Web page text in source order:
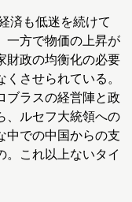
済も低迷を続けて
一方で物価の上昇が
財政の均衡化の必要
させられている。
ブラスの経営陣と政
、ルセフ大統領への
中での中国からの支
。これ以上ないタイ